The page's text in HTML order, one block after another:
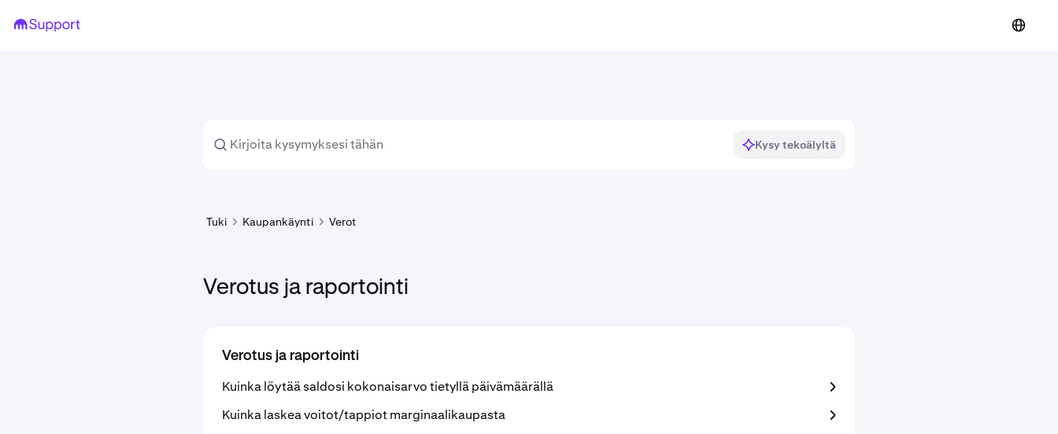
Kysy tekoälyltä
Tuki Kaupankäynti Verot
Verotus ja raportointi
Verotus ja raportointi
Kuinka löytää saldosi kokonaisarvo tietyllä päivämäärällä
Kuinka laskea voitot/tappiot marginaalikaupasta